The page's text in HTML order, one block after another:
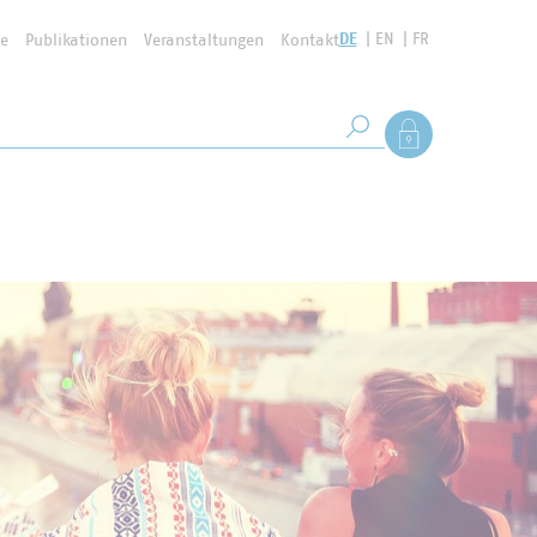
Publikationen Veranstaltungen KontaktDE EN FR
Suche starten
Als Mitglied